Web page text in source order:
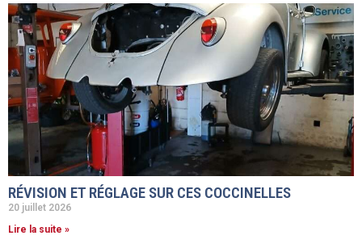
RÉVISION ET RÉGLAGE SUR CES COCCINELLES
20 juillet 2026
Lire la suite »